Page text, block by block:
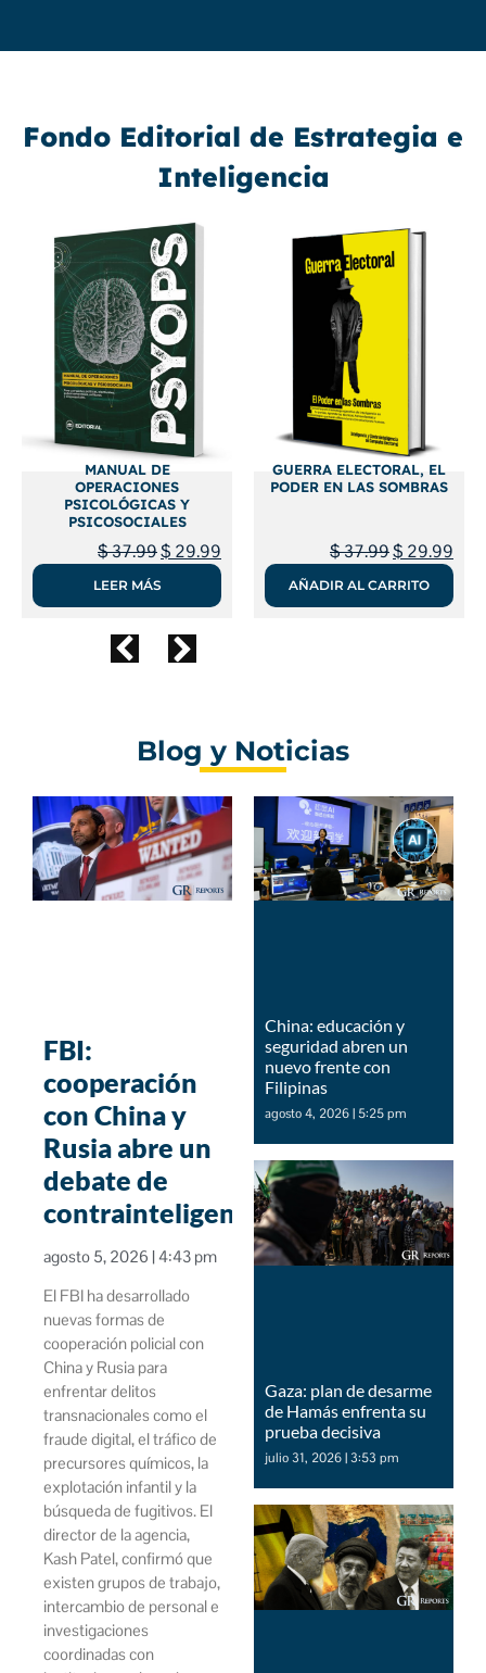
Fondo Editorial de Estrategia e
Inteligencia
MANUAL DE
OPERACIONES
PSICOLÓGICAS Y
PSICOSOCIALES
$37.99$ 29.99
LEER MÁS
GUERRA ELECTORAL, EL
PODER EN LAS SOMBRAS
$37.99$ 29.99
AÑADIR AL CARRITO
Blog y Noticias
FBI:
cooperación
con China y
Rusia abre un
debate de
contrainteligencia
agosto 5, 2026 4:43 pm
El FBI ha desarrollado
nuevas formas de
cooperación policial con
China y Rusia para
enfrentar delitos
transnacionales como el
fraude digital, el tráfico de
precursores químicos, la
explotación infantil y la
búsqueda de fugitivos. El
director de la agencia,
Kash Patel, confirmó que
existen grupos de trabajo,
intercambio de personal e
investigaciones
coordinadas con
China: educación y
seguridad abren un
nuevo frente con
Filipinas
agosto 4, 2026 5:25 pm
Gaza: plan de desarme
de Hamás enfrenta su
prueba decisiva
julio 31, 2026 3:53 pm